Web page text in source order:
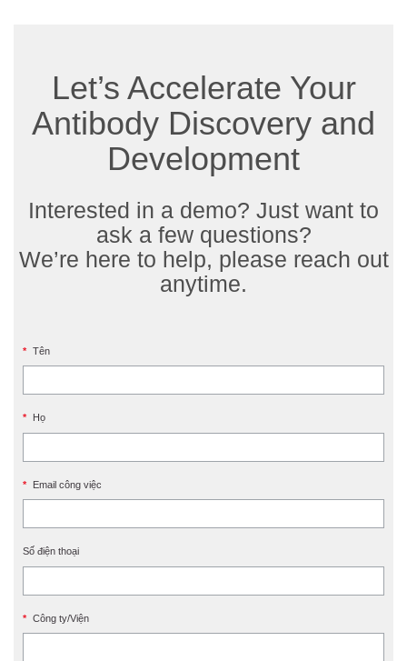
Let’s Accelerate Your
Antibody Discovery and
Development
Interested in a demo? Just want to
ask a few questions?
We’re here to help, please reach out
anytime.
* Tên
* Họ
* Email công việc
Số điện thoại
* Công ty/Viện